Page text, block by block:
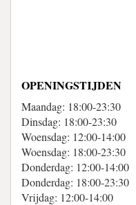
OPENINGSTIJDEN
Maandag: 18:00-23:30
Dinsdag: 18:00-23:30
Woensdag: 12:00-14:00
Woensdag: 18:00-23:30
Donderdag: 12:00-14:00
Donderdag: 18:00-23:30
Vrijdag: 12:00-14:00